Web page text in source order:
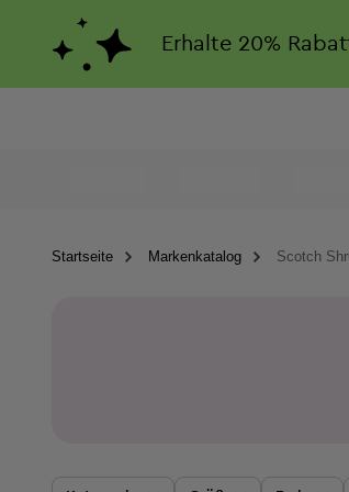
Erhalte 20%
Startseite Markenkatalog Scotch